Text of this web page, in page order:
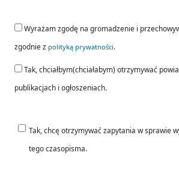
Wyrażam zgodę na gromadzenie i przechowywanie moich danych
zgodnie z polityką prywatności.
Tak, chciałbym(chciałabym) otrzymywać powiadomienia o nowych
publikacjach i ogłoszeniach.
Tak, chcę otrzymywać zapytania w sprawie
tego czasopisma.